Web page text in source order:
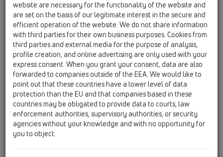
přírubou, ZU standard - vodní,
nerez 121x121mm/nerez
115x115mm
website are necessary for the functionality of the website and
are set on the basis of our legitimate interest in the secure and
efficient operation of the website. We do not share information
with third parties for their own business purposes. Cookies from
third parties and external media for the purpose of analysis,
profile creation, and online advertising are only used with your
express consent. When you grant your consent, data are also
forwarded to companies outside of the EEA. We would like to
point out that these countries have a lower level of data
protection than the EU and that companies based in these
countries may be obligated to provide data to courts, law
enforcement authorities, supervisory authorities, or security
agencies without your knowledge and with no opportunity for
you to object.